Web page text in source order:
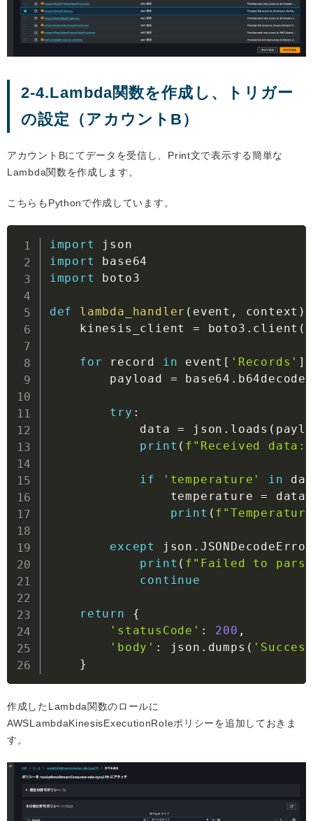
2-4.Lambda関数を作成し、トリガー
の設定（アカウントB）
アカウントBにてデータを受信し、Print文で表示する簡単な
Lambda関数を作成します。
こちらもPythonで作成しています。
import
import
import
boto3
def lambda_handler ( event , context )
    kinesis_client
= boto3 . client (
for record in event [ 'Records' ]
        payload
= base64 . b64decode
try :
            data
= json . loads (
print ( f"Received data:
if 'temperature' in
                temperature
= data
print (
except json . JSONDecodeError
print ( f"Failed to
continue
return
{
'statusCode' : 200 ,
'body' : json . dumps (
}
作成したLambda関数のロールに
AWSLambdaKinesisExecutionRoleポリシーを追加しておきま
す。